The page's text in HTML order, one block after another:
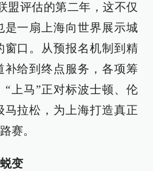
盟评估的第二年，这不仅
是一扇上海向世界展示城
窗口。从预报名机制到精
补给到终点服务，各项筹
上马”正对标波士顿、伦
拉松，为上海打造真正
赛。
变